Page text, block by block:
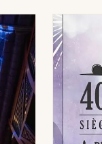
Mon email
Je